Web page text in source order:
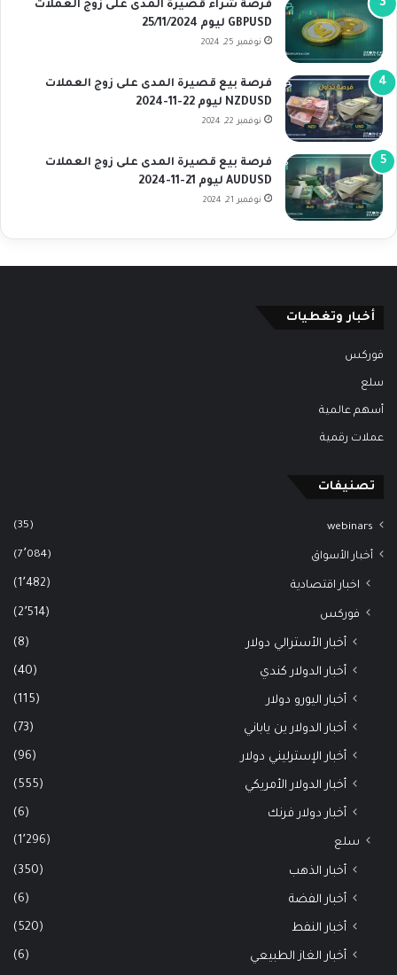
فرصة شراء قصيرة المدى على زوج العملات
GBPUSD ليوم 25/11/2024
نوفمبر 25, 2024
فرصة بيع قصيرة المدى على زوج العملات
NZDUSD ليوم 22-11-2024
نوفمبر 22, 2024
فرصة بيع قصيرة المدى على زوج العملات
AUDUSD ليوم 21-11-2024
نوفمبر 21, 2024
أخبار وتغطيات
فوركس
سلع
أسهم عالمية
عملات رقمية
تصنيفات
webinars
(35)
أخبار الأسواق (7٬084)
اخبار اقتصادية (1٬482)
فوركس (2٬514)
أخبار الأسترالي دولار (8)
أخبار الدولار كندي (40)
أخبار اليورو دولار (115)
أخبار الدولار ين ياباني (73)
أخبار الإسترليني دولار (96)
أخبار الدولار الأمريكي (555)
أخبار دولار فرنك (6)
سلع (1٬296)
أخبار الذهب (350)
أخبار الفضة (6)
أخبار النفط (520)
أخبار الغاز الطبيعي (6)